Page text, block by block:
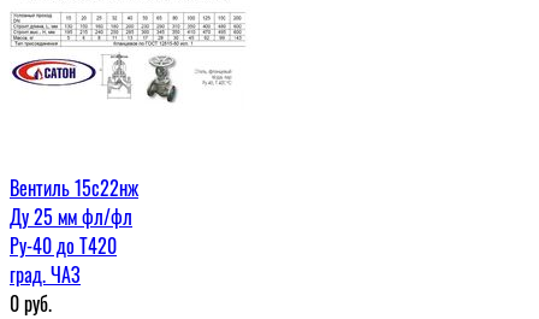
Вентиль 15с22нж
Ду 25 мм фл/фл
Ру-40 до Т420
град. ЧАЗ
0руб.